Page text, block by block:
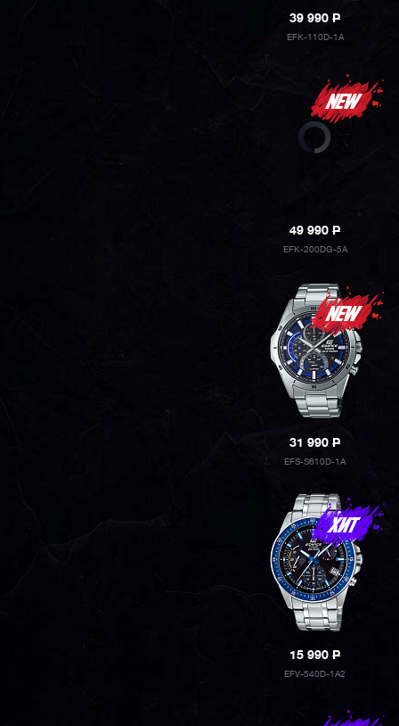
39 990P
EFK-110D-1A
49 990P
EFK-200DG-5A
31 990P
EFS-S610D-1A
15 990P
EFV-540D-1A2